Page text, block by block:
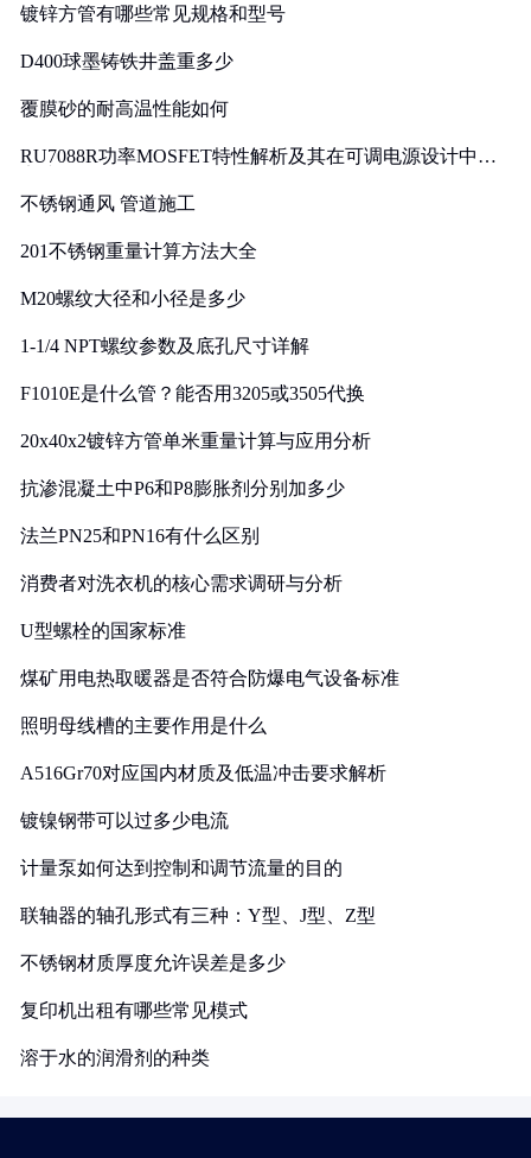
镀锌方管有哪些常见规格和型号
D400球墨铸铁井盖重多少
覆膜砂的耐高温性能如何
RU7088R功率MOSFET特性解析及其在可调电源设计中的
不锈钢通风 管道施工
201不锈钢重量计算方法大全
M20螺纹大径和小径是多少
1-1/4 NPT螺纹参数及底孔尺寸详解
F1010E是什么管？能否用3205或3505代换
20x40x2镀锌方管单米重量计算与应用分析
抗渗混凝土中P6和P8膨胀剂分别加多少
法兰PN25和PN16有什么区别
消费者对洗衣机的核心需求调研与分析
U型螺栓的国家标准
煤矿用电热取暖器是否符合防爆电气设备标准
照明母线槽的主要作用是什么
A516Gr70对应国内材质及低温冲击要求解析
镀镍钢带可以过多少电流
计量泵如何达到控制和调节流量的目的
联轴器的轴孔形式有三种：Y型、J型、Z型
不锈钢材质厚度允许误差是多少
复印机出租有哪些常见模式
溶于水的润滑剂的种类